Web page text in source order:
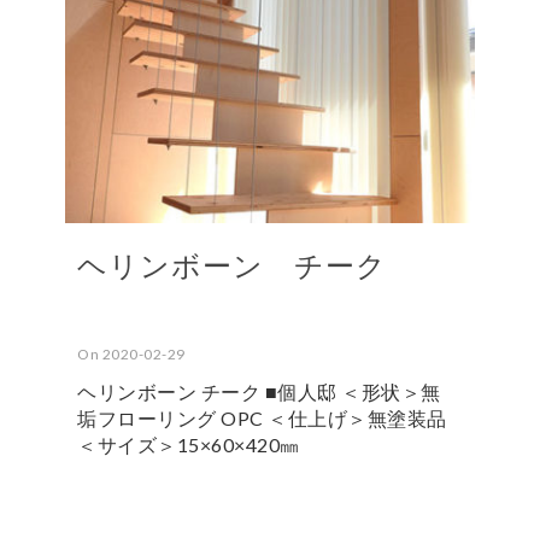
ヘリンボーン チーク
On 2020-02-29
ヘリンボーン チーク ■個人邸 ＜形状＞無
垢フローリング OPC ＜仕上げ＞無塗装品
＜サイズ＞15×60×420㎜